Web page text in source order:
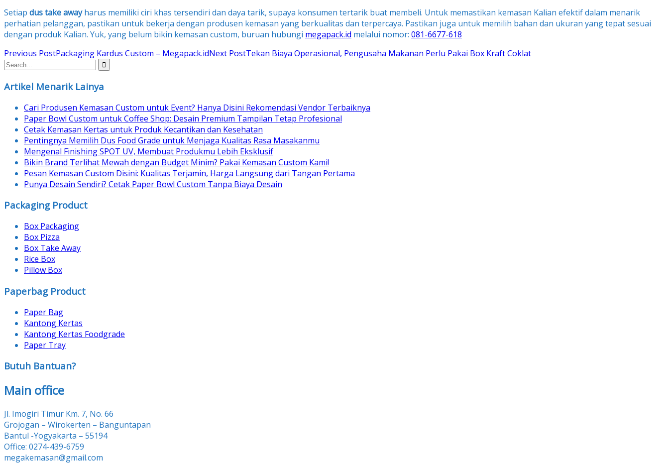
Setiap dus take awayharus memiliki ciri khas tersendiri dan daya tarik, supaya konsumen tertarik buat membeli. Untuk memastikan kemasan Kalian efektif dalam menarik
perhatian pelanggan, pastikan untuk bekerja dengan produsen kemasan yang berkualitas dan terpercaya. Pastikan juga untuk memilih bahan dan ukuran yang tepat sesuai
dengan produk Kalian. Yuk, yang belum bikin kemasan custom, buruan hubungi megapack.id melalui nomor: 081-6677-618
Post
navigation
Previous PostPackaging Kardus Custom – Megapack.idNext PostTekan Biaya Operasional, Pengusaha Makanan Perlu Pakai Box Kraft Coklat
Artikel Menarik Lainya
Cari Produsen Kemasan Custom untuk Event? Hanya Disini Rekomendasi Vendor Terbaiknya
Paper Bowl Custom untuk Coffee Shop: Desain Premium Tampilan Tetap Profesional
Cetak Kemasan Kertas untuk Produk Kecantikan dan Kesehatan
Pentingnya Memilih Dus Food Grade untuk Menjaga Kualitas Rasa Masakanmu
Mengenal Finishing SPOT UV, Membuat Produkmu Lebih Eksklusif
Bikin Brand Terlihat Mewah dengan Budget Minim? Pakai Kemasan Custom Kami!
Pesan Kemasan Custom Disini: Kualitas Terjamin, Harga Langsung dari Tangan Pertama
Punya Desain Sendiri? Cetak Paper Bowl Custom Tanpa Biaya Desain
Packaging Product
Box Packaging
Box Pizza
Box Take Away
Rice Box
Pillow Box
Paperbag Product
Paper Bag
Kantong Kertas
Kantong Kertas Foodgrade
Paper Tray
Butuh Bantuan?
Main office
Jl. Imogiri Timur Km. 7, No. 66
Grojogan – Wirokerten – Banguntapan
Bantul -Yogyakarta – 55194
Office: 0274-439-6759
megakemasan@gmail.com